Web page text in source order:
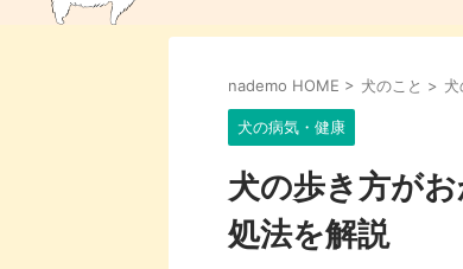
犬のこと
犬のしつけ
猫のこと
猫のしつけ
ペット
nademo HOME > 犬のこと >
犬の病気・健康
犬の歩き方が
処法を解説